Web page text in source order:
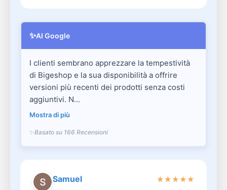
✨AI Google
I clienti sembrano apprezzare la tempestività
di Bigeshop e la sua disponibilità a offrire
versioni più recenti dei prodotti senza costi
aggiuntivi. N...
Mostra di più
Basato su 166 Recensioni
Samuel ★★★★★